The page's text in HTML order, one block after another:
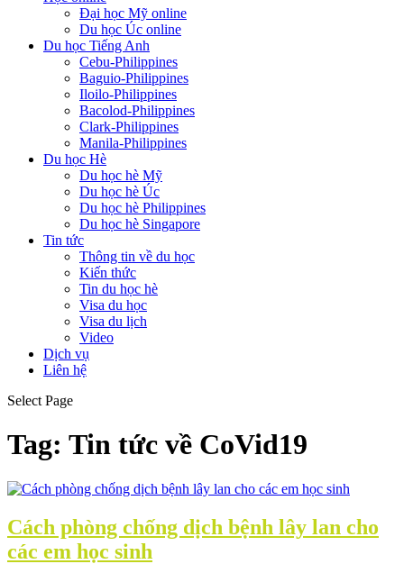
Đại học Mỹ online
Du học Úc online
Du học Tiếng Anh
Cebu-Philippines
Baguio-Philippines
Iloilo-Philippines
Bacolod-Philippines
Clark-Philippines
Manila-Philippines
Du học Hè
Du học hè Mỹ
Du học hè Úc
Du học hè Philippines
Du học hè Singapore
Tin tức
Thông tin về du học
Kiến thức
Tin du học hè
Visa du học
Visa du lịch
Video
Dịch vụ
Liên hệ
Select Page
Tag: Tin tức về CoVid19
Cách phòng chống dịch bệnh lây lan cho
các em học sinh